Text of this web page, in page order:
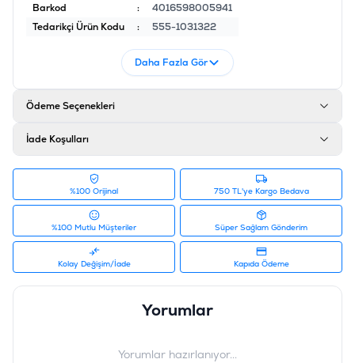
Barkod
:
4016598005941
Tedarikçi Ürün Kodu
: 555-1031322
Daha Fazla Gör
Ödeme Seçenekleri
İade Koşulları
%100 Orijinal 750 TL'ye Kargo Bedava
%100 Mutlu Müşteriler Süper Sağlam Gönderim
Kolay Değişim/İade Kapıda Ödeme
Yorumlar
Yorumlar hazırlanıyor...